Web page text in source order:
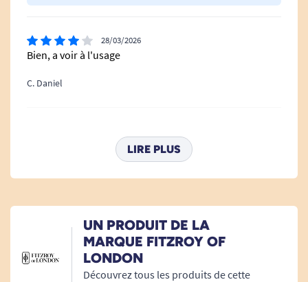
COULEUR :
Modèle rembourré : Gris et Blanc
Modèle standard : Blanc
28/03/2026
Bien, a voir à l'usage
C. Daniel
Conforme à ma demande
11/09/2024
Client très content
A. Anonymous
LIRE PLUS
UN PRODUIT DE LA
MARQUE FITZROY OF
LONDON
Découvrez tous les produits de cette